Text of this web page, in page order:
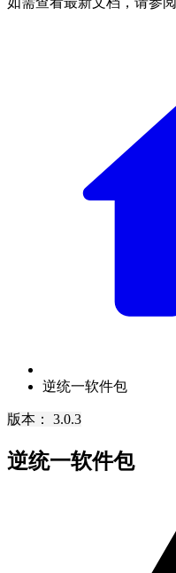
逆统一软件包
版本： 3.0.3
逆统一软件包